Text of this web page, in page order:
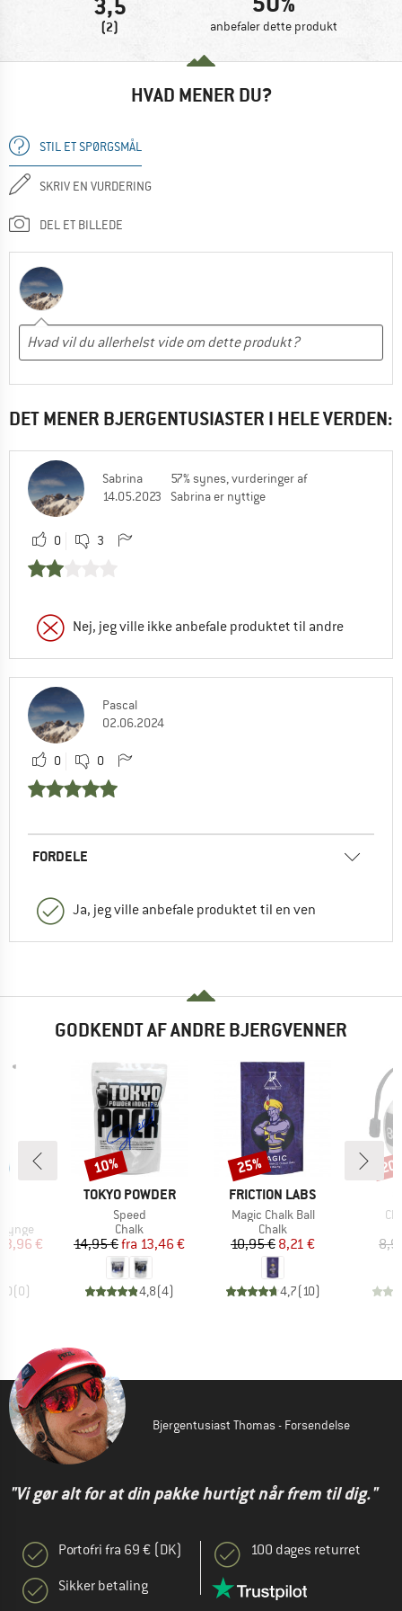
(2) anbefaler dette produkt
HVAD MENER DU?
STIL ET SPØRGSMÅL
SKRIV EN VURDERING
DEL ET BILLEDE
DET MENER BJERGENTUSIASTER I HELE VERDEN:
Sabrina
14.05.2023
57% synes, vurderinger af
Sabrina er nyttige
0 3
Nej, jeg ville ikke anbefale produktet til andre
Pascal
02.06.2024
0 0
FORDELE
Ja, jeg ville anbefale produktet til en ven
GODKENDT AF ANDRE BJERGVENNER
pris
€
(0)
MÆRKE
TOKYO POWDER
Artikel
Speed
Produktgruppe
Chalk
Pris
14,95 € Nedsat pris
fra 13,46 €
4,8(4)
Rabat
10%
MÆRKE
FRICTION LABS
Artikel
Magic Chalk Ball
Produktgruppe
Chalk
Pris
10,95 €Nedsat pris
8,21 €
4,7( 10)
Rabat
25%
Bjergentusiast Thomas - Forsendelse
"Vi gør alt for at din pakke hurtigt når frem til dig."
Portofri fra 69 € (DK)
Sikker betaling
100 dages returret